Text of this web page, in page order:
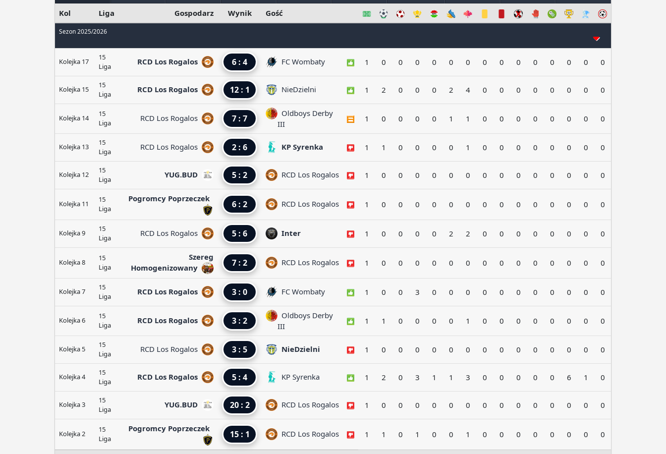
Kol Liga Gospodarz Wynik Gość
Sezon 2025/2026
Kolejka 17
15
Liga
RCD Los Rogalos 6 : 4 FC Wombaty 1 0 0 0 0 0 0 0 0 0 0 0 0 0 0
Kolejka 15
15
Liga
RCD Los Rogalos 12 : 1 NieDzielni 1 2 0 0 0 2 4 0 0 0 0 0 0 0 0
Kolejka 14
15
Liga
RCD Los Rogalos 7 : 7
Oldboys Derby
III
1 0 0 0 0 1 1 0 0 0 0 0 0 0 0
Kolejka 13
15
Liga
RCD Los Rogalos 2 : 6 KP Syrenka 1 1 0 0 0 0 1 0 0 0 0 0 0 0 0
Kolejka 12
15
Liga
YUG.BUD 5 : 2 RCD Los Rogalos 1 0 0 0 0 0 0 0 0 0 0 0 0 0 0
Kolejka 11
15
Liga
Pogromcy Poprzeczek
6 : 2 RCD Los Rogalos 1 0 0 0 0 0 0 0 0 0 0 0 0 0 0
Kolejka 9
15
Liga
RCD Los Rogalos 5 : 6 Inter 1 0 0 0 0 2 2 0 0 0 0 0 0 0 0
Kolejka 8
15
Liga
Szereg
Homogenizowany
7 : 2 RCD Los Rogalos 1 0 0 0 0 0 0 0 0 0 0 0 0 0 0
Kolejka 7
15
Liga
RCD Los Rogalos 3 : 0 FC Wombaty 1 0 0 3 0 0 0 0 0 0 0 0 0 0 0
Kolejka 6
15
Liga
RCD Los Rogalos 3 : 2
Oldboys Derby
III
1 1 0 0 0 0 1 0 0 0 0 0 0 0 0
Kolejka 5
15
Liga
RCD Los Rogalos 3 : 5 NieDzielni 1 0 0 0 0 0 0 0 0 0 0 0 0 0 0
Kolejka 4
15
Liga
RCD Los Rogalos 5 : 4 KP Syrenka 1 2 0 3 1 1 3 0 0 0 0 0 6 1 0
Kolejka 3
15
Liga
YUG.BUD 20 : 2 RCD Los Rogalos 1 0 0 0 0 0 0 0 0 0 0 0 0 0 0
Kolejka 2
15
Liga
Pogromcy Poprzeczek
15 : 1 RCD Los Rogalos 1 1 0 1 0 0 1 0 0 0 0 0 0 0 0